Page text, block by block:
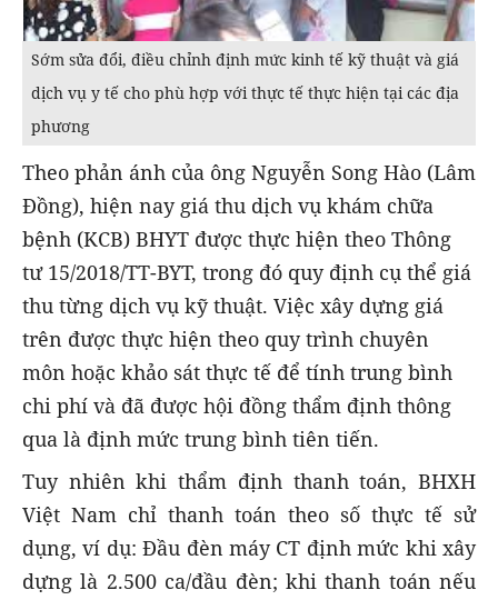
Sớm sửa đổi, điều chỉnh định mức kinh tế kỹ thuật và giá
dịch vụ y tế cho phù hợp với thực tế thực hiện tại các địa
phương
Theo phản ánh của ông Nguyễn Song Hào (Lâm
Đồng), hiện nay giá thu dịch vụ khám chữa
bệnh (KCB) BHYT được thực hiện theo Thông
tư 15/2018/TT-BYT, trong đó quy định cụ thể giá
thu từng dịch vụ kỹ thuật. Việc xây dựng giá
trên được thực hiện theo quy trình chuyên
môn hoặc khảo sát thực tế để tính trung bình
chi phí và đã được hội đồng thẩm định thông
qua là định mức trung bình tiên tiến.
Tuy nhiên khi thẩm định thanh toán, BHXH
Việt Nam chỉ thanh toán theo số thực tế sử
dụng, ví dụ: Đầu đèn máy CT định mức khi xây
dựng là 2.500 ca/đầu đèn; khi thanh toán nếu